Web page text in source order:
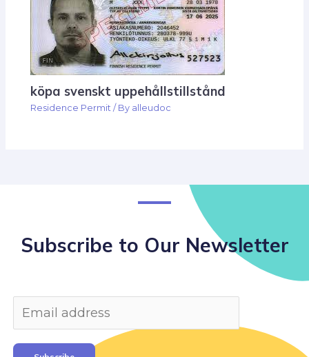
köpa svenskt uppehållstillstånd
Residence Permit / By alleudoc
Subscribe to Our Newsletter